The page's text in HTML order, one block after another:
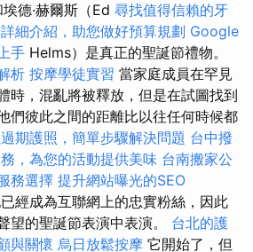
德·赫爾斯（Ed 尋找值得信賴的牙
細介紹，助您做好預算規劃 Google
手 Helms）是真正的聖誕節禮物。
析 按摩學徒實習 當家庭成員在罕見
時，混亂將被釋放，但是在試圖找到
們彼此之間的距離比以往任何時候都
期護照，簡單步驟解決問題 台中撥
，為您的活動提供美味 台南搬家公
務選擇 提升網站曝光的SEO
經成為互聯網上的忠實粉絲，因此
望的聖誕節表演中表演。 台北的護
與關懷 烏日放鬆按摩 它開始了，但